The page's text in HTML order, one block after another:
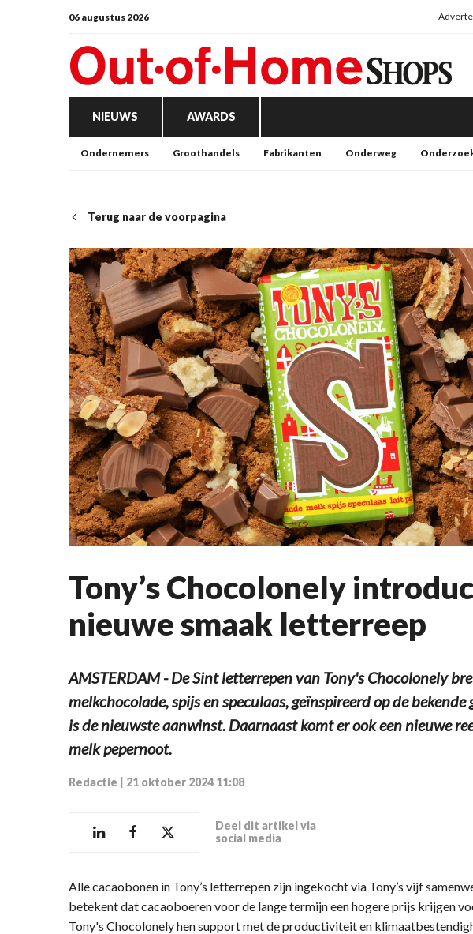
06 augustus 2026
NIEUWS AWARDS
Ondernemers Groothandels Fabrikanten Onderweg
Terug naar de voorpagina
Tony’s Chocolonely
nieuwe smaak letterreep
AMSTERDAM - De Sint letterrepen van Tony's Chocolonely
melkchocolade, spijs en speculaas, geïnspireerd op de bekende
is de nieuwste aanwinst. Daarnaast komt er ook een nieuwe
melk pepernoot.
Redactie 21 oktober 2024 11:08
Deel dit artikel via
social media
Alle cacaobonen in Tony’s letterrepen zijn ingekocht via Tony’s vijf
betekent dat cacaoboeren voor de lange termijn een hogere prijs krijgen
Tony's Chocolonely hen support met de productiviteit en